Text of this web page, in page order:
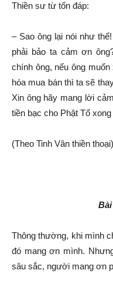
Thiền sư từ tốn đáp:
– Sao ông lại nói như
phải bảo ta cảm ơn
chính ông, nếu ông
hóa mua bán thì ta sẽ
Xin ông hãy mang lời
tiền bạc cho Phật Tổ xong
(Theo Tinh Vân thiền thoại)
Thông thường, khi mình
đó mang ơn mình.
sâu sắc, người mang ơn